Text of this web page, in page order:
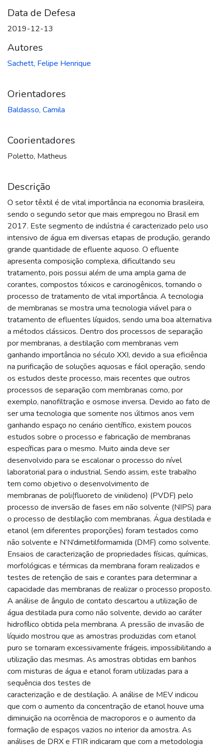
Data de Defesa
2019-12-13
Autores
Sachett, Felipe Henrique
Orientadores
Baldasso, Camila
Coorientadores
Poletto, Matheus
Descrição
O setor têxtil é de vital importância na economia brasileira,
sendo o segundo setor que mais empregou no Brasil em
2017. Este segmento de indústria é caracterizado pelo uso
intensivo de água em diversas etapas de produção, gerando
grande quantidade de efluente aquoso. O efluente
apresenta composição complexa, dificultando seu
tratamento, pois possui além de uma ampla gama de
corantes, compostos tóxicos e carcinogênicos, tornando o
processo de tratamento de vital importância. A tecnologia
de membranas se mostra uma tecnologia viável para o
tratamento de efluentes líquidos, sendo uma boa alternativa
a métodos clássicos. Dentro dos processos de separação
por membranas, a destilação com membranas vem
ganhando importância no século XXI, devido a sua eficiência
na purificação de soluções aquosas e fácil operação, sendo
os estudos deste processo, mais recentes que outros
processos de separação com membranas como, por
exemplo, nanofiltração e osmose inversa. Devido ao fato de
ser uma tecnologia que somente nos últimos anos vem
ganhando espaço no cenário científico, existem poucos
estudos sobre o processo e fabricação de membranas
específicas para o mesmo. Muito ainda deve ser
desenvolvido para se escalonar o processo do nível
laboratorial para o industrial. Sendo assim, este trabalho
tem como objetivo o desenvolvimento de
membranas de poli(fluoreto de vinilideno) (PVDF) pelo
processo de inversão de fases em não solvente (NIPS) para
o processo de destilação com membranas. Água destilada e
etanol (em diferentes proporções) foram testados como
não solvente e N’N’dimetilformamida (DMF) como solvente.
Ensaios de caracterização de propriedades físicas, químicas,
morfológicas e térmicas da membrana foram realizados e
testes de retenção de sais e corantes para determinar a
capacidade das membranas de realizar o processo proposto.
A análise de ângulo de contato descartou a utilização de
água destilada pura como não solvente, devido ao caráter
hidrofílico obtida pela membrana. A pressão de invasão de
líquido mostrou que as amostras produzidas com etanol
puro se tornaram excessivamente frágeis, impossibilitando a
utilização das mesmas. As amostras obtidas em banhos
com misturas de água e etanol foram utilizadas para a
sequência dos testes de
caracterização e de destilação. A análise de MEV indicou
que com o aumento da concentração de etanol houve uma
diminuição na ocorrência de macroporos e o aumento da
formação de espaços vazios no interior da amostra. As
análises de DRX e FTIR indicaram que com a metodologia